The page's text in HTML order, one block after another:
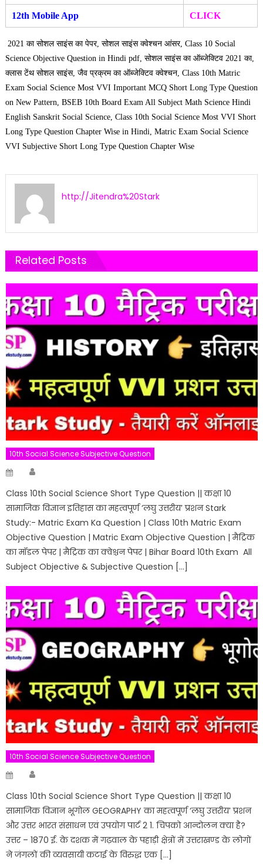
12th Mobile App CLICK
2021 का सोशल साइंस का पेपर, सोशल साइंस क्वेश्चन आंसर, Class 10 Social
Science Objective Question in Hindi pdf, सोशल साइंस का ऑब्जेक्टिव 2021 का,
क्लास टेंथ सोशल साइंस, जैव प्रक्रम का ऑब्जेक्टिव क्वेश्चन, Class 10th Matric
Exam Social Science Most VVI Important MCQ Short Long Type Question
on New Pattern, BSEB 10th Board Exam All Subject Math Science Hindi
English Sanskrit Social Science, Class 10th Social Science Most VVI Short
Long Type Question Chapter Wise in Hindi, Matric Exam Social Science
VVI Subjective Short Long Type Question Chapter Wise
http://Jitendra%20Stark
Related Posts
10th Social Science Subjective Question
Posted
Class 10th Social Science Short Type Question || कक्षा 10
सामाजिक विज्ञान इतिहास का महत्वपूर्ण ‘लघु उत्तरीय’ प्रशन Stark
Study:- Matric Exam Ka Question | Class 10th Matric Exam
Objective Question | Matric Exam Objective Question | मैट्रिक
का मॉडल पेपर | मैट्रिक का क्वेश्चन पेपर | Bihar Board 10th Exam All
Subject Objective & Subjective Question […]
10th Social Science Subjective Question
Posted
Class 10th Social Science Short Type Question || कक्षा 10
सामाजिक विज्ञान भूगोल GEOGRAPHY का महत्वपूर्ण ‘लघु उत्तरीय’ प्रशन
और उत्तर भारत संसाधन एवं उपयोग पार्ट 2 1. चिपको आन्दोलन क्या है?
उत्तर – 1870 ई. के दशक में गढ़वाल के पहाड़ी क्षेत्रों में उत्तराखण्ड के लोगों
ने जंगलों की व्यवसायी कटाई के विरुद्ध एक […]